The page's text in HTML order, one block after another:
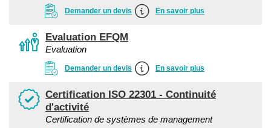
Demander un devis En savoir plus
Evaluation EFQM
Evaluation
Demander un devis En savoir plus
Certification ISO 22301 - Continuité
d'activité
Certification de systèmes de management